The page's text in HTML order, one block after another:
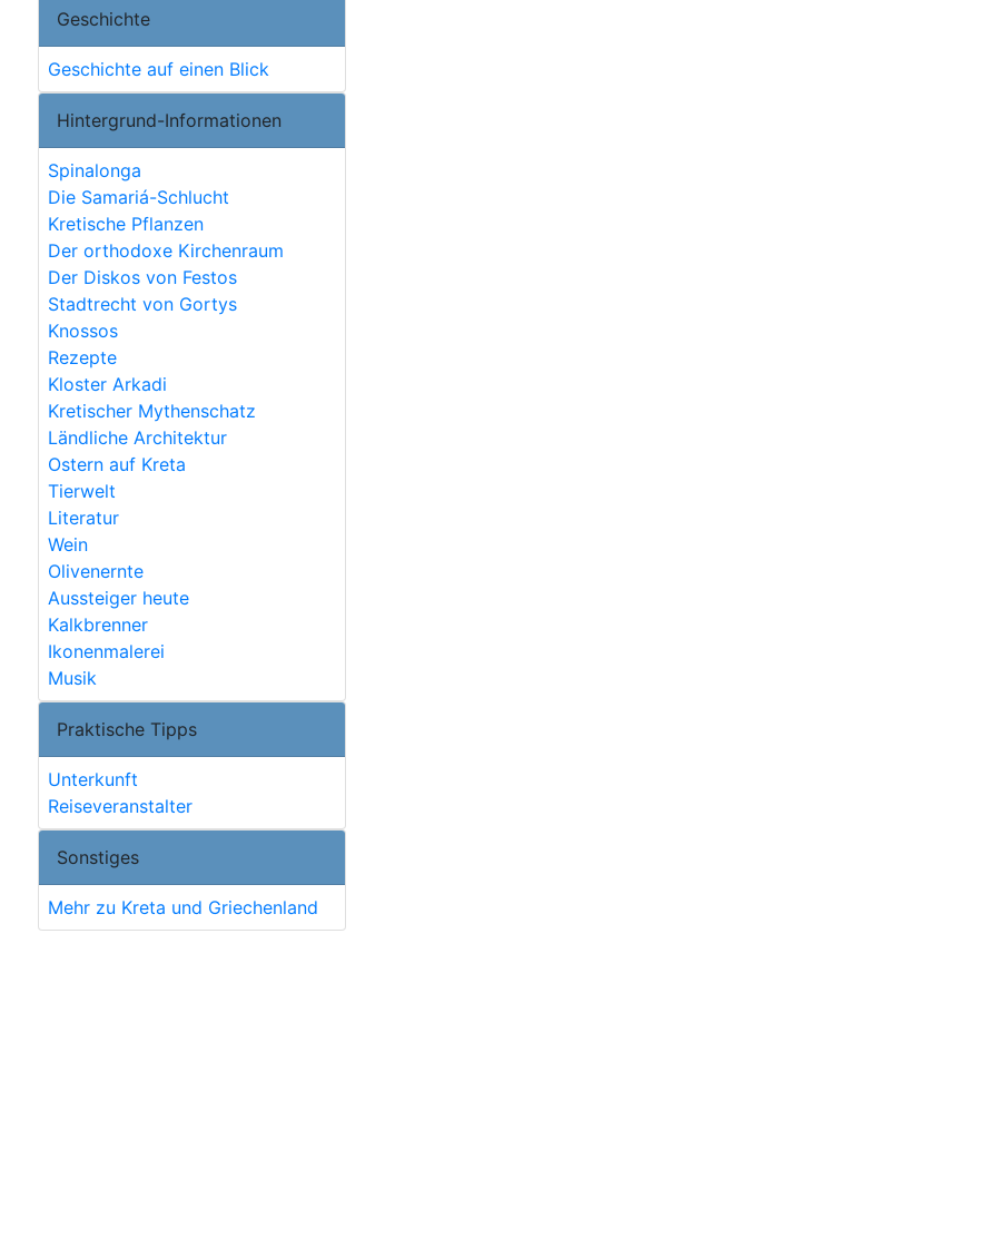
Geschichte
Geschichte auf einen Blick
Hintergrund-Informationen
Spinalonga
Die Samariá-Schlucht
Kretische Pflanzen
Der orthodoxe Kirchenraum
Der Diskos von Festos
Stadtrecht von Gortys
Knossos
Rezepte
Kloster Arkadi
Kretischer Mythenschatz
Ländliche Architektur
Ostern auf Kreta
Tierwelt
Literatur
Wein
Olivenernte
Aussteiger heute
Kalkbrenner
Ikonenmalerei
Musik
Praktische Tipps
Unterkunft
Reiseveranstalter
Sonstiges
Mehr zu Kreta und Griechenland